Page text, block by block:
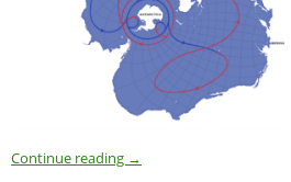
Continue reading →